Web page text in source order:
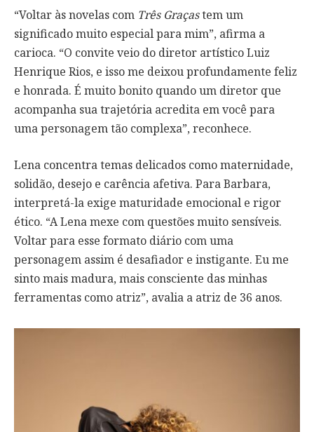
“Voltar às novelas com Três Graçastem um
significado muito especial para mim”, afirma a
carioca. “O convite veio do diretor artístico Luiz
Henrique Rios, e isso me deixou profundamente feliz
e honrada. É muito bonito quando um diretor que
acompanha sua trajetória acredita em você para
uma personagem tão complexa”, reconhece.
Lena concentra temas delicados como maternidade,
solidão, desejo e carência afetiva. Para Barbara,
interpretá-la exige maturidade emocional e rigor
ético. “A Lena mexe com questões muito sensíveis.
Voltar para esse formato diário com uma
personagem assim é desafiador e instigante. Eu me
sinto mais madura, mais consciente das minhas
ferramentas como atriz”, avalia a atriz de 36 anos.